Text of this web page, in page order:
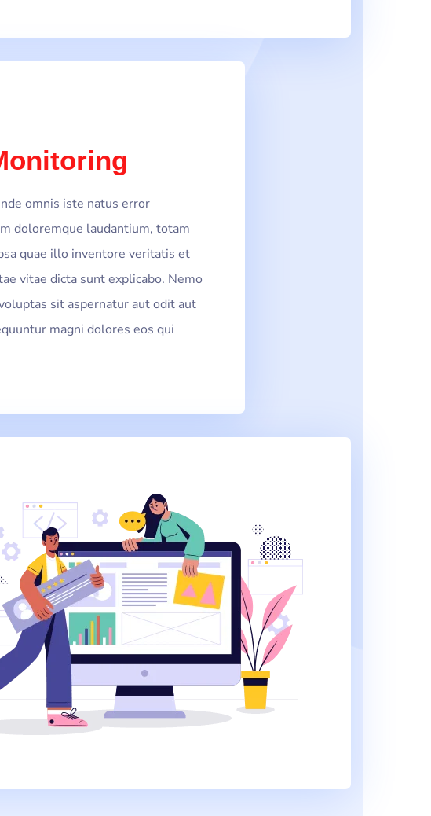
omnis iste natus error
doloremque laudantium, totam
quae illo inventore veritatis et
vitae dicta sunt explicabo. Nemo
sit aspernatur aut odit aut
magni dolores eos qui